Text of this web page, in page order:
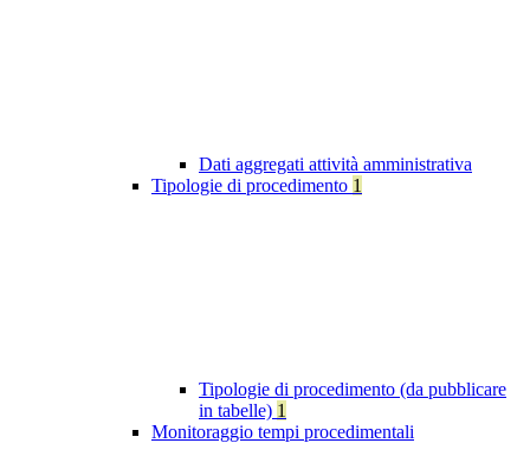
Dati aggregati attività amministrativa
Tipologie di procedimento 1
Tipologie di procedimento (da pubblicare
in tabelle) 1
Monitoraggio tempi procedimentali